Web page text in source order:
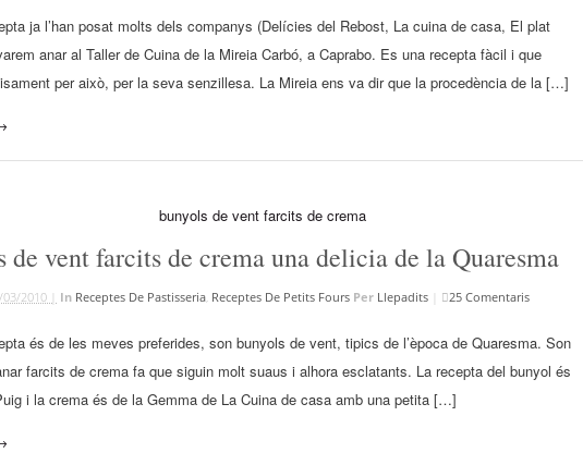
ja l’han posat molts dels companys (Delícies del Rebost, La cuina de casa, El plat
anar al Taller de Cuina de la Mireia Carbó, a Caprabo. Es una recepta fàcil i que
per això, per la seva senzillesa. La Mireia ens va dir que la procedència de la […]
de vent farcits de crema una delicia de la Quaresma
2010 | In Receptes De Pastisseria Receptes De Petits Fours Per Llepadits 25 Comentaris
és de les meves preferides, son bunyols de vent, tipics de l’època de Quaresma. Son
farcits de crema fa que siguin molt suaus i alhora esclatants. La recepta del bunyol és
i la crema és de la Gemma de La Cuina de casa amb una petita […]